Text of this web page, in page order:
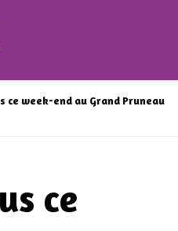
ce week-end au Grand Pruneau
ce